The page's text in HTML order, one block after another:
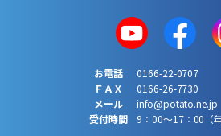
お電話
0166-22-0707
ＦＡＸ
0166-26-7730
メール
info@potato.ne.jp
受付時間
9：00～17：00（